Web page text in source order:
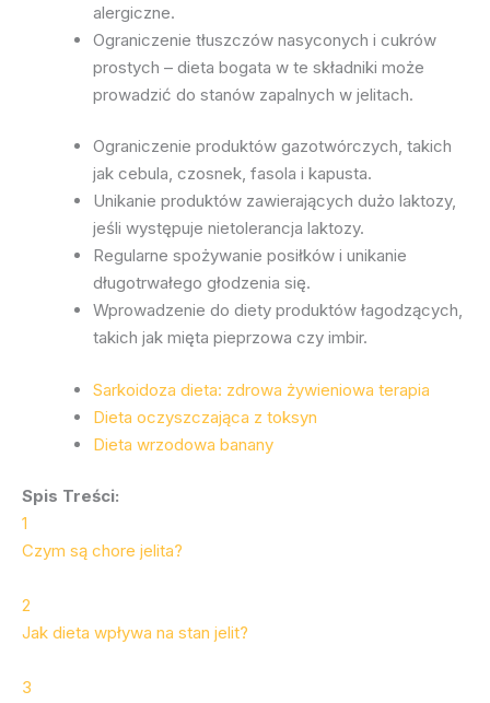
alergiczne.
Ograniczenie tłuszczów nasyconych i cukrów
prostych – dieta bogata w te składniki może
prowadzić do stanów zapalnych w jelitach.
Ograniczenie produktów gazotwórczych, takich
jak cebula, czosnek, fasola i kapusta.
Unikanie produktów zawierających dużo laktozy,
jeśli występuje nietolerancja laktozy.
Regularne spożywanie posiłków i unikanie
długotrwałego głodzenia się.
Wprowadzenie do diety produktów łagodzących,
takich jak mięta pieprzowa czy imbir.
Sarkoidoza dieta: zdrowa żywieniowa terapia
Dieta oczyszczająca z toksyn
Dieta wrzodowa banany
Spis Treści:
1
Czym są chore jelita?
2
Jak dieta wpływa na stan jelit?
3